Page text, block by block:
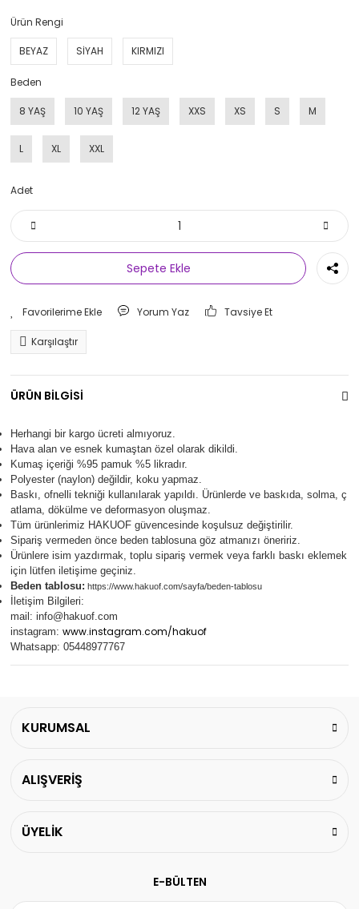
Ürün Rengi
BEYAZ SİYAH KIRMIZI
Beden
8 YAŞ 10 YAŞ 12 YAŞ XXS XS S M
L XL XXL
Adet
Sepete Ekle
Yorum Yaz Tavsiye Et
Karşılaştır
ÜRÜN BİLGİSİ
Herhangi bir kargo ücreti almıyoruz.
Hava alan ve esnek kumaştan özel olarak dikildi.
Kumaş içeriği %95 pamuk %5 likradır.
Polyester (naylon) değildir, koku yapmaz.
Baskı, ofnelli tekniği kullanılarak yapıldı. Ürünlerde ve baskıda, solma, ç
atlama, dökülme ve deformasyon oluşmaz.
Tüm ürünlerimiz HAKUOF güvencesinde koşulsuz değiştirilir.
Sipariş vermeden önce beden tablosuna göz atmanızı öneririz.
Ürünlere isim yazdırmak, toplu sipariş vermek veya farklı baskı eklemek
için lütfen iletişime geçiniz.
Beden tablosu: https://www.hakuof.com/sayfa/beden-tablosu
İletişim Bilgileri:
mail: info@hakuof.com
instagram: www.instagram.com/hakuof
Whatsapp: 05448977767
KURUMSAL
ALIŞVERİŞ
ÜYELİK
E-BÜLTEN